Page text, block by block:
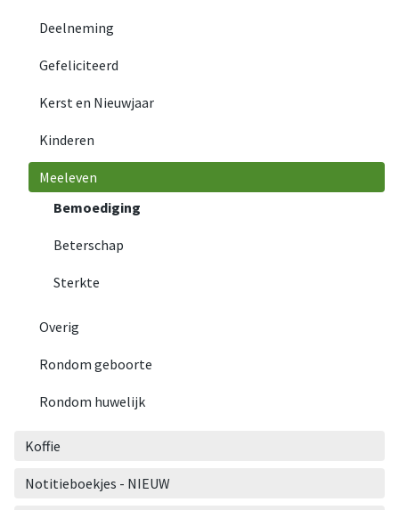
Deelneming
Gefeliciteerd
Kerst en Nieuwjaar
Kinderen
Meeleven
Bemoediging
Beterschap
Sterkte
Overig
Rondom geboorte
Rondom huwelijk
Koffie
Notitieboekjes - NIEUW